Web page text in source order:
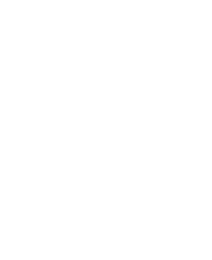
นาดใหญ่ รวมถึงข้อมูลการค้า ฯลฯ